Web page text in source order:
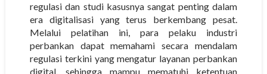
regulasi dan studi kasusnya sangat penting dalam
era digitalisasi yang terus berkembang pesat.
Melalui pelatihan ini, para pelaku industri
perbankan dapat memahami secara mendalam
regulasi terkini yang mengatur layanan perbankan
digital, sehingga mampu mematuhi ketentuan